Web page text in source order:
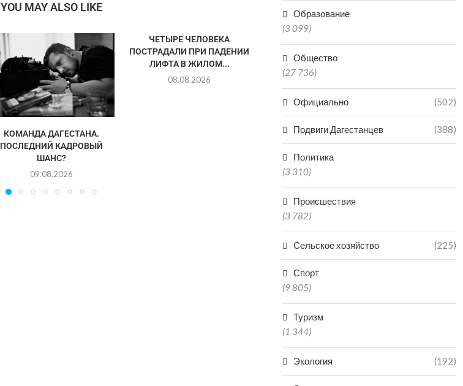
YOU MAY ALSO LIKE
КОМАНДА ДАГЕСТАНА.
ПОСЛЕДНИЙ КАДРОВЫЙ
ШАНС?
09.08.2026
ЧЕТЫРЕ ЧЕЛОВЕКА
ПОСТРАДАЛИ ПРИ ПАДЕНИИ
ЛИФТА В ЖИЛОМ...
08.08.2026
ПОСЕЛОК ТАЛГИ БУДЕТ...
08.08.2026
Образование
(3 099)
Общество
(27 736)
Официально (502)
Подвиги Дагестанцев (388)
Политика
(3 310)
Происшествия
(3 782)
Сельское хозяйство (225)
Спорт
(9 805)
Туризм
(1 344)
Экология (192)